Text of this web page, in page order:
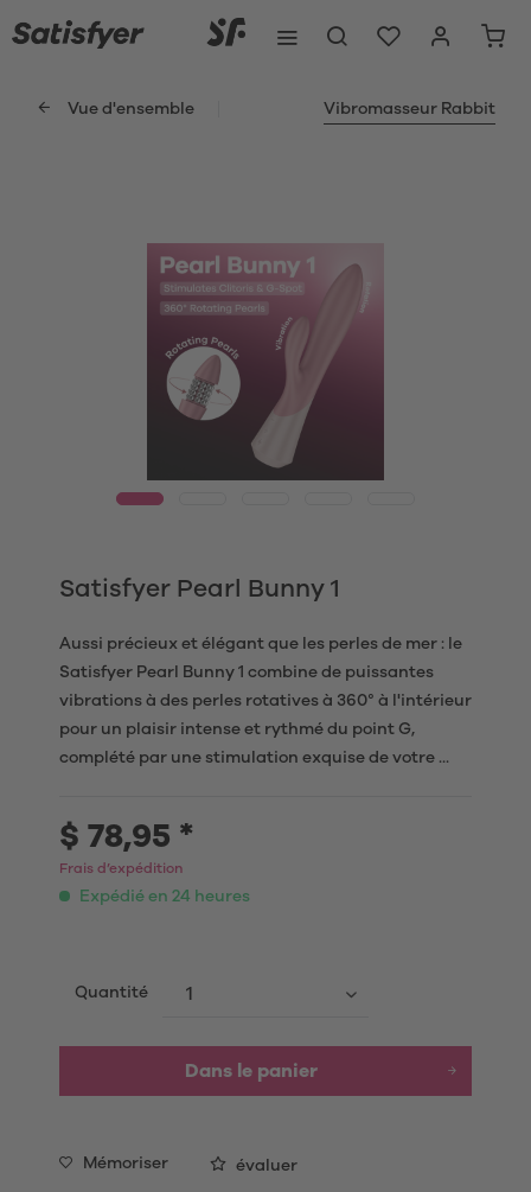
Vue d'ensemble Vibromasseur Rabbit
Satisfyer Pearl Bunny 1
Aussi précieux et élégant que les perles de mer : le
Satisfyer Pearl Bunny 1 combine de puissantes
vibrations à des perles rotatives à 360° à l'intérieur
pour un plaisir intense et rythmé du point G,
complété par une stimulation exquise de votre ...
$ 78,95 *
Frais d’expédition
Expédié en 24 heures
Quantité
Dans le panier
Mémoriser évaluer